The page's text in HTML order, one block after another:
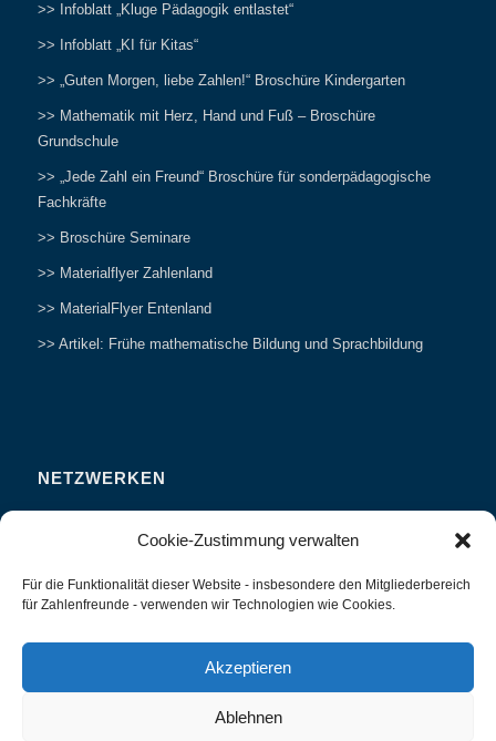
Cookie-Zustimmung verwalten
Für die Funktionalität dieser Website - insbesondere den Mitgliederbereich
für Zahlenfreunde - verwenden wir Technologien wie Cookies.
Akzeptieren
Ablehnen
>> Infoblatt „Kluge Pädagogik entlastet“
>> Infoblatt „KI für Kitas“
>> „Guten Morgen, liebe Zahlen!“ Broschüre Kindergarten
>> Mathematik mit Herz, Hand und Fuß – Broschüre
Grundschule
>> „Jede Zahl ein Freund“ Broschüre für sonderpädagogische
Fachkräfte
>> Broschüre Seminare
>> Materialflyer Zahlenland
>> MaterialFlyer Entenland
>> Artikel: Frühe mathematische Bildung und Sprachbildung
NETZWERKEN
Studieren
Interviews und Erfahrungsberichte